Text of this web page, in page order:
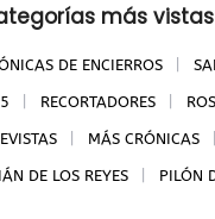
más vistas
DE ENCIERROS
RECORTADORES
MÁS CRÓNICAS
DE LOS REYES PILÓN